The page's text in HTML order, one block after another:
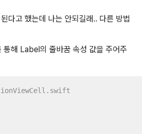
된다고 했는데 나는 안되길래.. 다른 방법
통해 Label의 줄바꿈 속성 값을 주어주